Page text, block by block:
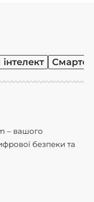
– вашого
безпеки та